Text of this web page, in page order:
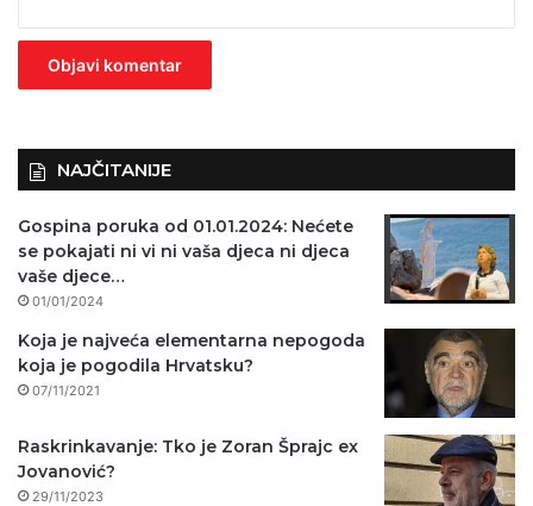
z
NAJČITANIJE
Gospina poruka od 01.01.2024: Nećete
se pokajati ni vi ni vaša djeca ni djeca
vaše djece…
01/01/2024
Koja je najveća elementarna nepogoda
koja je pogodila Hrvatsku?
07/11/2021
Raskrinkavanje: Tko je Zoran Šprajc ex
Jovanović?
29/11/2023